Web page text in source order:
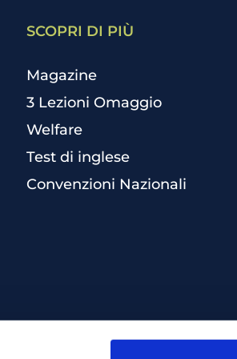
SCOPRI DI PIÙ
Magazine
3 Lezioni Omaggio
Welfare
Test di inglese
Convenzioni Nazionali